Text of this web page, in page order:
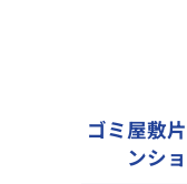
ゴミ屋敷
ンシ